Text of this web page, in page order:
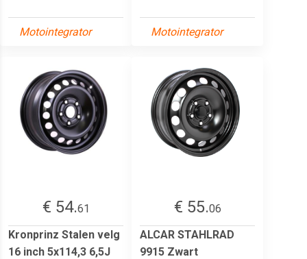
Motointegrator Motointegrator
€ 54.61
Kronprinz Stalen velg
16 inch 5x114,3 6,5J
€ 55.06
ALCAR STAHLRAD
9915 Zwart